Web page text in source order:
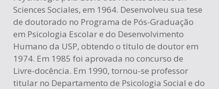
Sciences Sociales, em 1964. Desenvolveu sua tese
de doutorado no Programa de Pós-Graduação
em Psicologia Escolar e do Desenvolvimento
Humano da USP, obtendo o título de doutor em
1974. Em 1985 foi aprovada no concurso de
Livre-docência. Em 1990, tornou-se professor
titular no Departamento de Psicologia Social e do